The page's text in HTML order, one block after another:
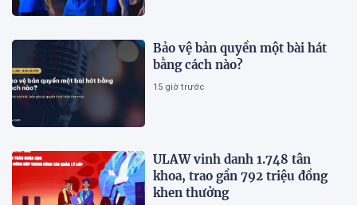
Bảo vệ bản quyền một bài hát
bằng cách nào?
15 giờ trước
ULAW vinh danh 1.748 tân
khoa, trao gần 792 triệu đồng
khen thưởng